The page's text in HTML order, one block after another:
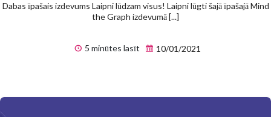
Dabas īpašais izdevums Laipni lūdzam visus! Laipni lūgti šajā īpašajā Mind
the Graph izdevumā [...]
5 minūtes lasīt 10/01/2021